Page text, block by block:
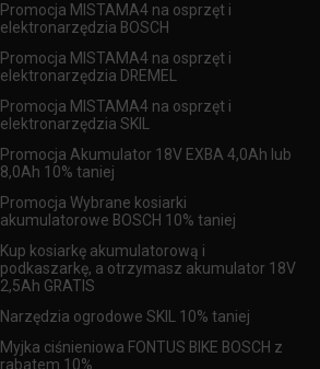
Promocja MISTAMA4 na osprzęt i
elektronarzędzia BOSCH
Promocja MISTAMA4 na osprzęt i
elektronarzędzia DREMEL
Promocja MISTAMA4 na osprzęt i
elektronarzędzia SKIL
Promocja Akumulator 18V EXBA 4,0Ah lub
8,0Ah 10% taniej
Promocja Wybrane kosiarki
akumulatorowe BOSCH 10% taniej
Kup kosiarkę akumulatorową i
podkaszarkę, a otrzymasz akumulator 18V
2,5Ah GRATIS
Narzędzia ogrodowe SKIL 10% taniej
Myjka ciśnieniowa FONTUS BIKE BOSCH z
rabatem 10%